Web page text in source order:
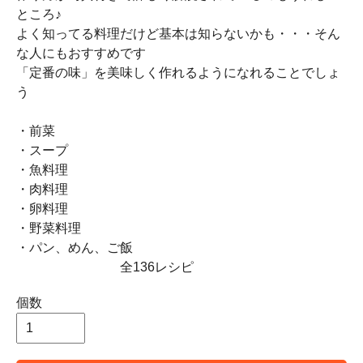
ところ♪
よく知ってる料理だけど基本は知らないかも・・・そん
な人にもおすすめです
「定番の味」を美味しく作れるようになれることでしょ
う
・前菜
・スープ
・魚料理
・肉料理
・卵料理
・野菜料理
・パン、めん、ご飯
全136レシピ
個数